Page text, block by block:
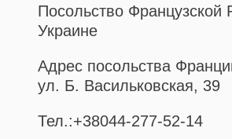
Посольство Французской
Украине
Адрес посольства
ул. Б. Васильковская, 39
Тел.:+38044-277-52-14